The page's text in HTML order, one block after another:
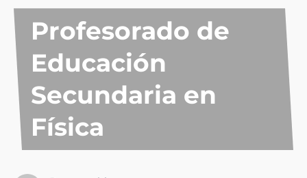
Profesorado de
Educación
Secundaria en
Física